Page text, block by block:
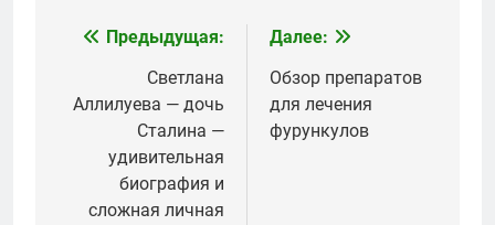
Навигация
записям
Предыдущая:
Светлана
Аллилуева — дочь
Сталина —
удивительная
биография и
сложная личная
Далее:
Обзор препаратов
для лечения
фурункулов